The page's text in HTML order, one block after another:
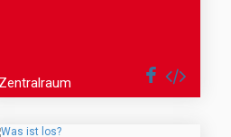
Zentralraum